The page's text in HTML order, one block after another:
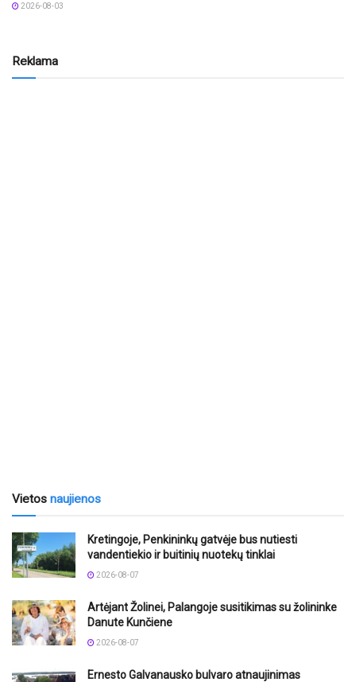
2026-08-03
Reklama
Vietos naujienos
Kretingoje, Penkininkų gatvėje bus nutiesti
vandentiekio ir buitinių nuotekų tinklai
2026-08-07
Artėjant Žolinei, Palangoje susitikimas su žolininke
Danute Kunčiene
2026-08-07
Ernesto Galvanausko bulvaro atnaujinimas